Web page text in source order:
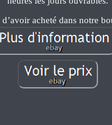
acheté dans notre